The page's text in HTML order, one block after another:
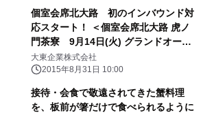
個室会席北大路 初のインバウンド対
応スタート！ ＜個室会席北大路 虎ノ
門茶寮 9月14日(火) グランドオープ
ン＞
大東企業株式会社
2015年8月31日 10:00
接待・会食で敬遠されてきた蟹料理
を、板前が箸だけで食べられるように